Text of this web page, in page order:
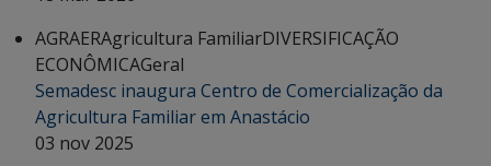
AGRAERAgricultura FamiliarDIVERSIFICAÇÃO
ECONÔMICAGeral
Semadesc inaugura Centro de Comercialização da
Agricultura Familiar em Anastácio
03 nov 2025